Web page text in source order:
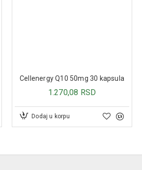
Cellenergy Q10 50mg 30 kapsula
1.270,08 RSD
Dodaj u korpu